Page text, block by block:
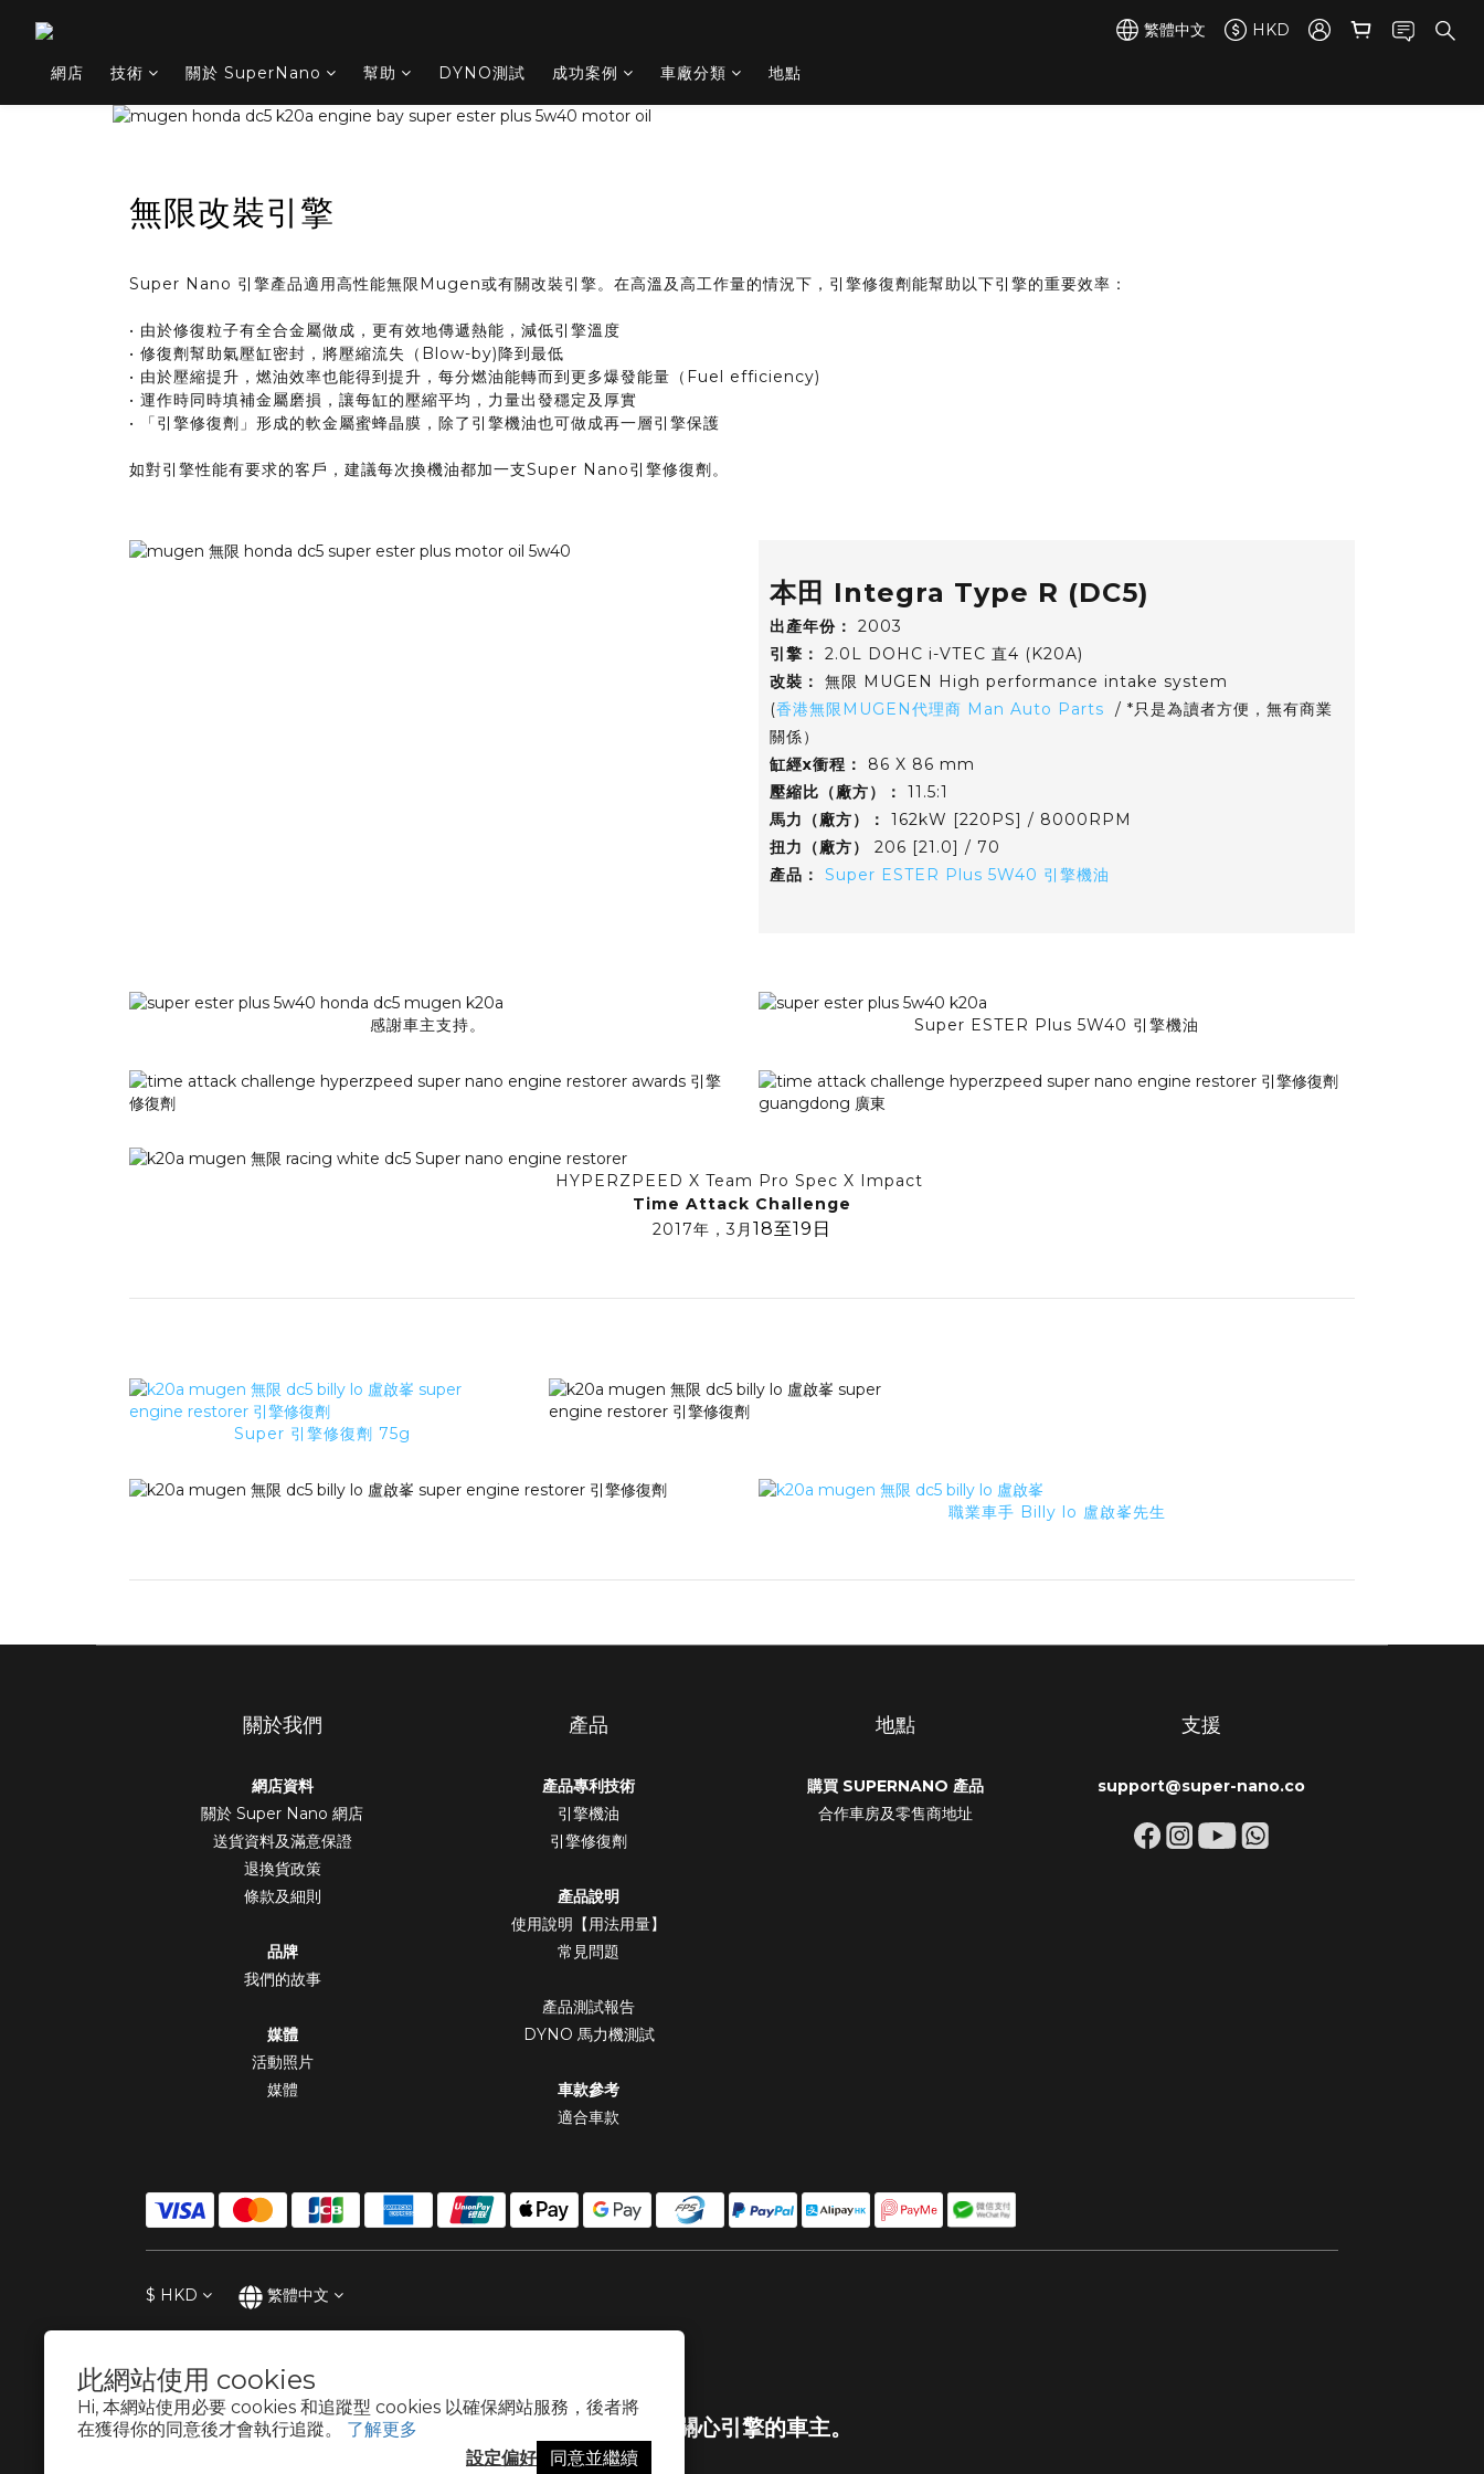
此網站使用 cookies
Hi, 本網站使用必要 cookies 和追蹤型 cookies 以確保網站服務，後者將
在獲得你的同意後才會執行追蹤。 了解更多
設定偏好
同意並繼續
繁體中文 HKD
網店 技術 關於 SuperNano 幫助 DYNO測試 成功案例 車廠分類 地點
無限改裝引擎
Super Nano 引擎產品適用高性能無限Mugen或有關改裝引擎。在高溫及高工作量的情況下，引擎修復劑能幫助以下引擎的重要效率：
• 由於修復粒子有全合金屬做成，更有效地傳遞熱能，減低引擎溫度
• 修復劑幫助氣壓缸密封，將壓縮流失（Blow-by)降到最低
• 由於壓縮提升，燃油效率也能得到提升，每分燃油能轉而到更多爆發能量（Fuel efficiency)
• 運作時同時填補金屬磨損，讓每缸的壓縮平均，力量出發穩定及厚實
• 「引擎修復劑」形成的軟金屬蜜蜂晶膜，除了引擎機油也可做成再一層引擎保護
如對引擎性能有要求的客戶，建議每次換機油都加一支Super Nano引擎修復劑。
本田 Integra Type R (DC5)
出產年份：
2003
引擎：
2.0L DOHC i-VTEC 直4 (K20A)
改裝：
無限 MUGEN High performance intake system
(香港無限MUGEN代理商 Man Auto Parts / *只是為讀者方便，無有商業
關係）
缸經x衝程： 86 X 86 mm
壓縮比（廠方）：
11.5:1
馬力（廠方）：
162kW [220PS] / 8000RPM
扭力（廠方） 206 [21.0] / 70
產品：
Super ESTER Plus 5W40 引擎機油
感謝車主支持。 Super ESTER Plus 5W40 引擎機油
HYPERZPEED X Team Pro Spec X Impact
Time Attack Challenge
2017年，3月 18至19日
Super 引擎修復劑 75g
職業車手 Billy lo 盧啟峯先生
關於我們
網店資料
關於 Super Nano 網店
送貨資料及滿意保證
退換貨政策
條款及細則
品牌
我們的故事
媒體
活動照片
媒體
產品
產品專利技術
引擎機油
引擎修復劑
產品說明
使用說明【用法用量】
常見問題
產品測試報告
DYNO 馬力機測試
車款參考
適合車款
地點
購買 SUPERNANO 產品
合作車房及零售商地址
支援
support@super-nano.co
$ HKD 繁體中文
專為關心引擎的車主。